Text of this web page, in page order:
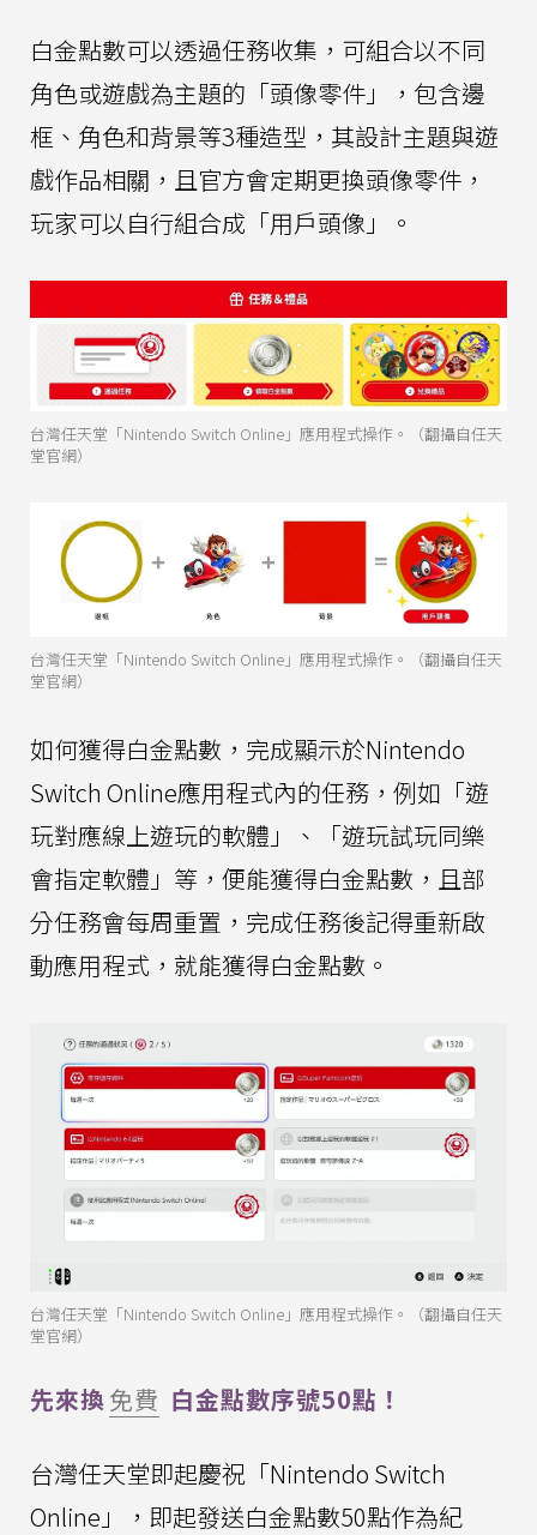
白金點數可以透過任務收集，可組合以不同
角色或遊戲為主題的「頭像零件」，包含邊
框、角色和背景等3種造型，其設計主題與遊
戲作品相關，且官方會定期更換頭像零件，
玩家可以自行組合成「用戶頭像」。
台灣任天堂「Nintendo Switch Online」應用程式操作。（翻攝自任天
堂官網）
台灣任天堂「Nintendo Switch Online」應用程式操作。（翻攝自任天
堂官網）
如何獲得白金點數，完成顯示於Nintendo
Switch Online應用程式內的任務，例如「遊
玩對應線上遊玩的軟體」、「遊玩試玩同樂
會指定軟體」等，便能獲得白金點數，且部
分任務會每周重置，完成任務後記得重新啟
動應用程式，就能獲得白金點數。
台灣任天堂「Nintendo Switch Online」應用程式操作。（翻攝自任天
堂官網）
先來換免費 白金點數序號50點！
台灣任天堂即起慶祝「Nintendo Switch
Online」，即起發送白金點數50點作為紀